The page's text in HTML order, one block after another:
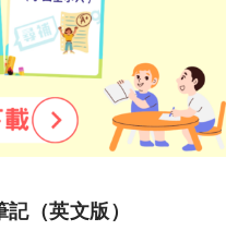
（英文版）